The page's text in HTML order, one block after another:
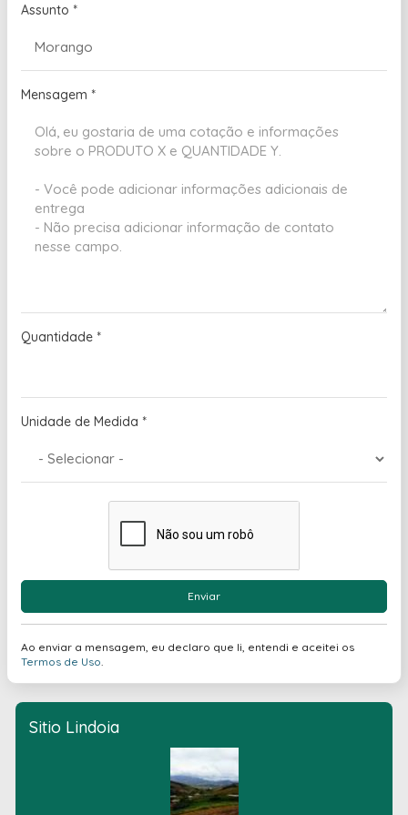
Assunto *
Mensagem *
Quantidade *
Unidade de Medida *
Enviar
Ao enviar a mensagem, eu declaro que li, entendi e aceitei os
Termos de Uso
Sitio Lindoia